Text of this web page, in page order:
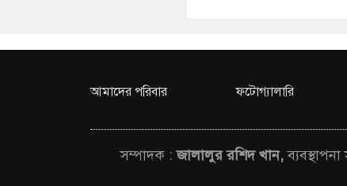
আমাদের পরিবার ফটোগ্যালারি
সম্পাদক :জালালুর রশিদ খান,